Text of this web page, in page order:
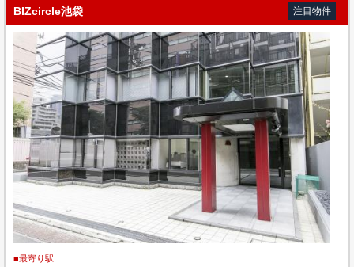
BIZcircle池袋 注目物件
■最寄り駅